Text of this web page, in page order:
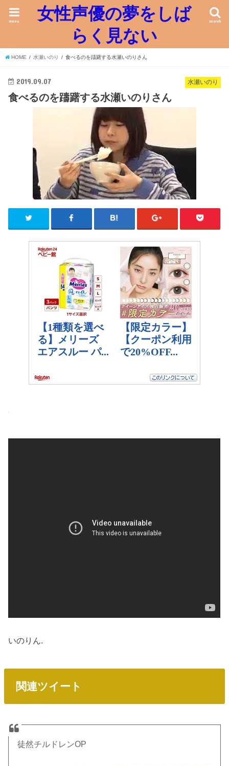
女性声優の夢をしば
らく見ない
search
menu
HOME 水瀬いのり 食べるのを躊躇する水瀬いのりさん
水瀬いのり
2019.09.07
食べるのを躊躇する水瀬いのりさん
いのりん.
関連ツイート
徒然チルドレンOP